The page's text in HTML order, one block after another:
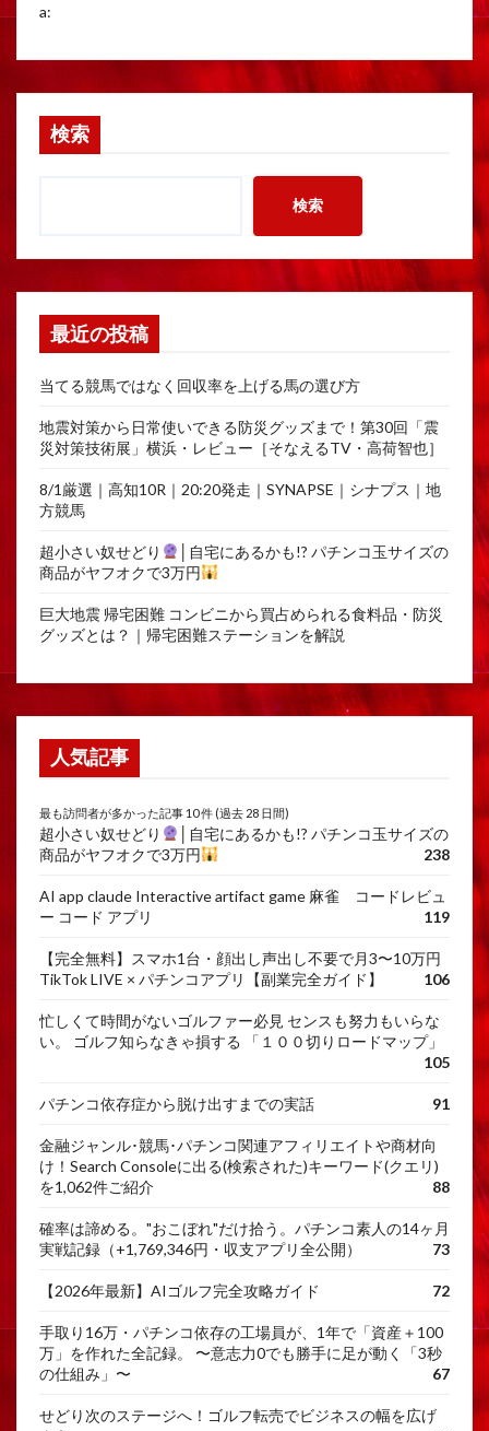
a:
検索
検索
最近の投稿
当てる競馬ではなく回収率を上げる馬の選び方
地震対策から日常使いできる防災グッズまで！第30回「震
災対策技術展」横浜・レビュー［そなえるTV・高荷智也］
8/1厳選｜高知10R｜20:20発走｜SYNAPSE｜シナプス｜地
方競馬
超小さい奴せどり
│自宅にあるかも!? パチンコ玉サイズの
商品がヤフオクで3万円
巨大地震 帰宅困難 コンビニから買占められる食料品・防災
グッズとは？｜帰宅困難ステーションを解説
人気記事
最も訪問者が多かった記事 10 件 (過去 28 日間)
超小さい奴せどり
│自宅にあるかも!? パチンコ玉サイズの
商品がヤフオクで3万円
238
AI app claude Interactive artifact game 麻雀 コードレビュ
ー コード アプリ
119
【完全無料】スマホ1台・顔出し声出し不要で月3〜10万円
TikTok LIVE × パチンコアプリ【副業完全ガイド】
106
忙しくて時間がないゴルファー必見 センスも努力もいらな
い。 ゴルフ知らなきゃ損する 「１００切りロードマップ」
105
パチンコ依存症から脱け出すまでの実話 91
金融ジャンル･競馬･パチンコ関連アフィリエイトや商材向
け！Search Consoleに出る(検索された)キーワード(クエリ)
を1,062件ご紹介
88
確率は諦める。"おこぼれ"だけ拾う。パチンコ素人の14ヶ月
実戦記録（+1,769,346円・収支アプリ全公開）
73
【2026年最新】AIゴルフ完全攻略ガイド 72
手取り16万・パチンコ依存の工場員が、1年で「資産＋100
万」を作れた全記録。 〜意志力0でも勝手に足が動く「3秒
の仕組み」〜
67
せどり次のステージへ！ゴルフ転売でビジネスの幅を広げ